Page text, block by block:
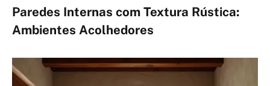
Paredes Internas com Textura Rústica:
Ambientes Acolhedores